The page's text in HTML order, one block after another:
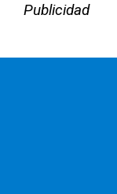
Publicidad